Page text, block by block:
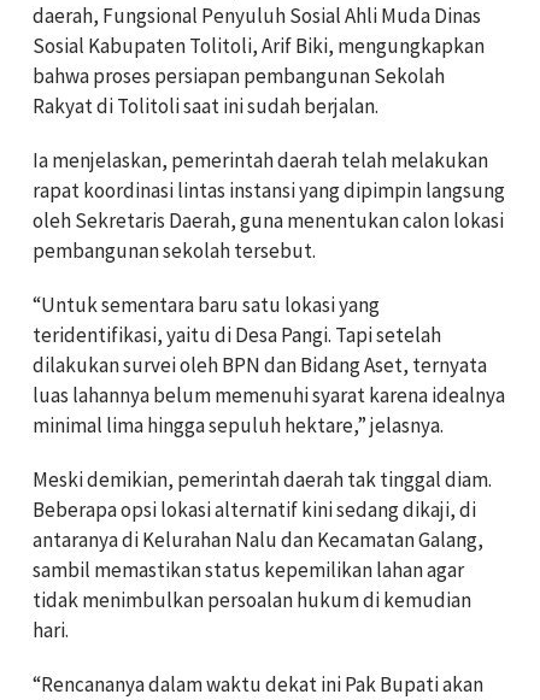
daerah, Fungsional Penyuluh Sosial Ahli Muda Dinas
Sosial Kabupaten Tolitoli, Arif Biki, mengungkapkan
bahwa proses persiapan pembangunan Sekolah
Rakyat di Tolitoli saat ini sudah berjalan.
Ia menjelaskan, pemerintah daerah telah melakukan
rapat koordinasi lintas instansi yang dipimpin langsung
oleh Sekretaris Daerah, guna menentukan calon lokasi
pembangunan sekolah tersebut.
“Untuk sementara baru satu lokasi yang
teridentifikasi, yaitu di Desa Pangi. Tapi setelah
dilakukan survei oleh BPN dan Bidang Aset, ternyata
luas lahannya belum memenuhi syarat karena idealnya
minimal lima hingga sepuluh hektare,” jelasnya.
Meski demikian, pemerintah daerah tak tinggal diam.
Beberapa opsi lokasi alternatif kini sedang dikaji, di
antaranya di Kelurahan Nalu dan Kecamatan Galang,
sambil memastikan status kepemilikan lahan agar
tidak menimbulkan persoalan hukum di kemudian
hari.
“Rencananya dalam waktu dekat ini Pak Bupati akan